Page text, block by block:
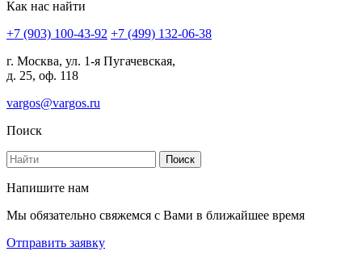
Как нас найти
+7 (903) 100-43-92 +7 (499) 132-06-38
г. Москва, ул. 1-я Пугачевская,
д. 25, оф. 118
vargos@vargos.ru
Поиск
Напишите нам
Мы обязательно свяжемся с Вами в ближайшее время
Отправить заявку